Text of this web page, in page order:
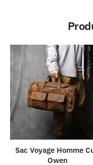
Sac Voyage Homme
Owen